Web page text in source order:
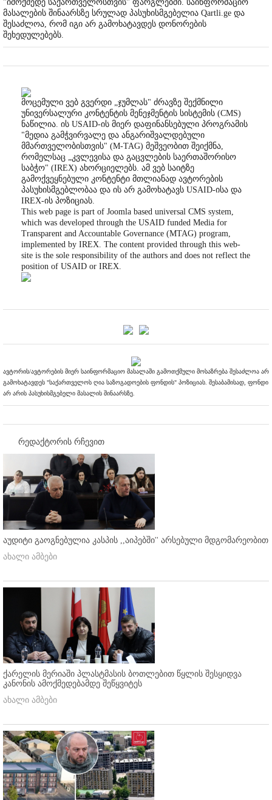
"იმოქმედე საქართველოსთვის" ფარგლებში. საინფორმაციო
მასალების შინაარსზე სრულად პასუხისმგებელია Qartli.ge და
შესაძლოა, რომ იგი არ გამოხატავდეს დონორების
შეხედულებებს.
მოცემული ვებ გვერდი „ჯუმლას" ძრავზე შექმნილი
უნივერსალური კონტენტის მენეჯმენტის სისტემის (CMS)
ნაწილია. ის USAID-ის მიერ დაფინანსებული პროგრამის
"მედია გამჭვირვალე და ანგარიშვალდებული
მმართველობისთვის" (M-TAG) მეშვეობით შეიქმნა,
რომელსაც „კვლევისა და გაცვლების საერთაშორისო
საბჭო" (IREX) ახორციელებს. ამ ვებ საიტზე
გამოქვეყნებული კონტენტი მთლიანად ავტორების
პასუხისმგებლობაა და ის არ გამოხატავს USAID-ისა და
IREX-ის პოზიციას.
This web page is part of Joomla based universal CMS system,
which was developed through the USAID funded Media for
Transparent and Accountable Governance (MTAG) program,
implemented by IREX. The content provided through this web-
site is the sole responsibility of the authors and does not reflect the
position of USAID or IREX.
ავტორის/ავტორების მიერ საინფორმაციო მასალაში გამოთქმული მოსაზრება შესაძლოა არ
გამოხატავდეს "საქართველოს ღია საზოგადოების ფონდის" პოზიციას. შესაბამისად, ფონდი
არ არის პასუხისმგებელი მასალის შინაარსზე.
რედაქტორის რჩევით
აუდიტი გაოგნებულია კასპის ,,აიპებში'' არსებული მდგომარეობით
ახალი ამბები
ქარელის მერიაში პლასტმასის ბოთლებით წყლის შესყიდვა
კანონის ამოქმედებამდე შეწყვიტეს
ახალი ამბები